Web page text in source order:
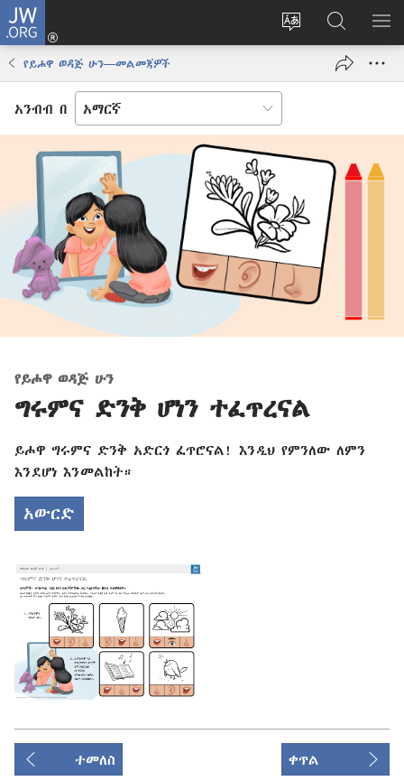
JW.ORG
የድረ
ግባ
(አዲስ
JW.ORG
ላይ
መፈለጊያ
የይሖዋ ወዳጅ ሁን—መልመጃዎች
አንብብ በ
የይሖዋ ወዳጅ ሁን
ግሩምና ድንቅ ሆነን ተፈጥረናል
ይሖዋ ግሩምና ድንቅ አድርጎ ፈጥሮናል! እንዲህ የምንለው ለምን
እንደሆነ እንመልከት።
አውርድ
ተመለስ ቀጥል